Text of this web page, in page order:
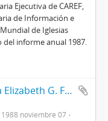
Ejecutiva de CAREF,
de Información e
de Iglesias
del informe anual 1987.
Carta de Alicia Peiró a Elizabeth G. Ferris
1988 noviembre 07